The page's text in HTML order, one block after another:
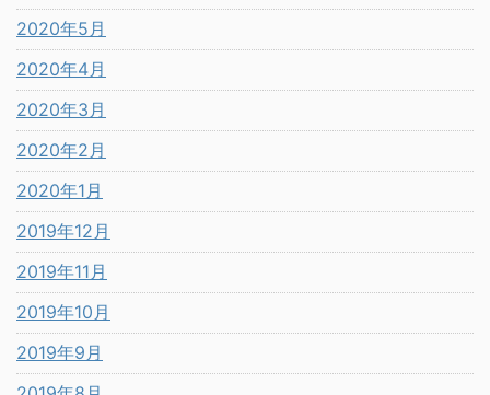
2020年5月
2020年4月
2020年3月
2020年2月
2020年1月
2019年12月
2019年11月
2019年10月
2019年9月